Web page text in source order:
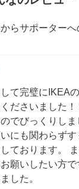
らサポーター
て完璧にIKEA
ださいました！
でびっくりしま
にも関わらず
ております。
願いしたい方
した。